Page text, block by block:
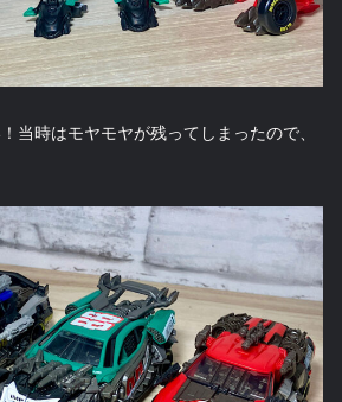
当時はモヤモヤが残ってしまったので、